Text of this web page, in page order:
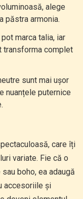
alege
păstra armonia.
marca talia, iar
transforma complet
sunt mai ușor
nuanțele puternice
care îți
variate. Fie că o
boho, ea adaugă
accesoriile și